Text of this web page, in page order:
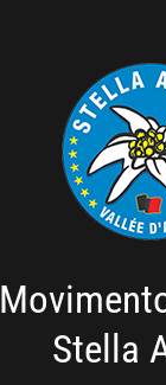
Stella